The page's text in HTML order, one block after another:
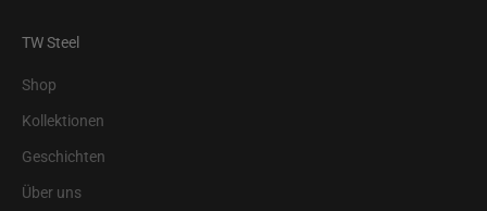
TW Steel
Shop
Kollektionen
Geschichten
Über uns